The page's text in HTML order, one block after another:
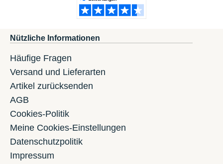
Nützliche Informationen
Häufige Fragen
Versand und Lieferarten
Artikel zurücksenden
AGB
Cookies-Politik
Meine Cookies-Einstellungen
Datenschutzpolitik
Impressum